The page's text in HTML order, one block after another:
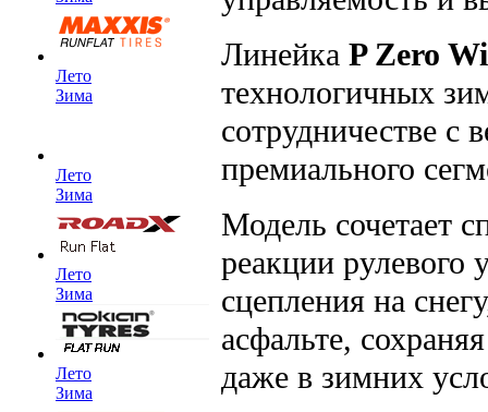
Лето
Зима
Лето
Зима
Лето
Зима
Лето
Зима
Линейка P Zero
технологичных
сотрудничестве с
премиального
Модель сочетает
реакции рулевого
сцепления на
асфальте,
даже в зимних